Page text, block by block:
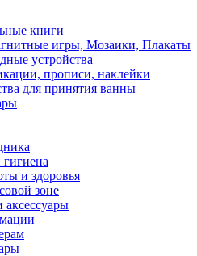
книги
игры, Мозаики, Плакаты
устройства
прописи, наклейки
для принятия ванны
и здоровья
зоне
аксессуары